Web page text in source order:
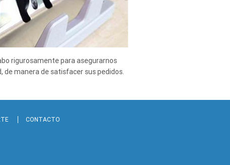
rigurosamente para asegurarnos
de manera de satisfacer sus pedidos.
CONTACTO